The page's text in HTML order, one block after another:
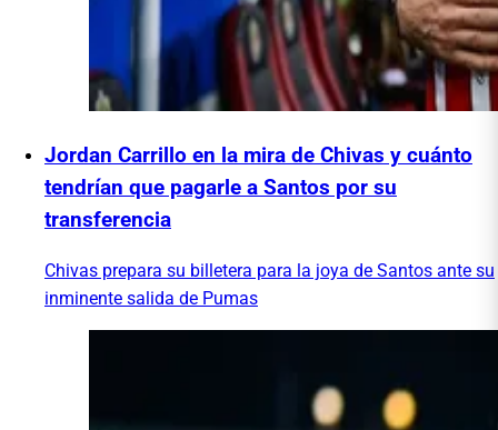
Jordan Carrillo en la mira de Chivas y cuánto
tendrían que pagarle a Santos por su
transferencia
Chivas prepara su billetera para la joya de Santos ante su
inminente salida de Pumas